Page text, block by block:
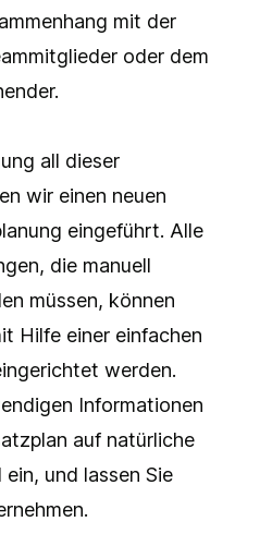
mit der
oder dem
all dieser
wir einen neuen
eingeführt. Alle
die manuell
müssen, können
Hilfe einer einfachen
werden.
Informationen
auf natürliche
und lassen Sie